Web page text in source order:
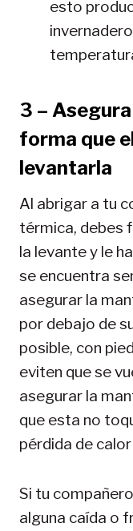
esto
3 –
forma que
levantarla
Al abrigar a tu
térmica, debes
la levante y le
se encuentra
asegurar la
por debajo de
posible, con
eviten que se
asegurar la
que esta no
pérdida de calor
Si tu
alguna caída o